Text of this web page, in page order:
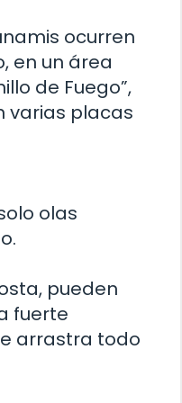
ocurren
en un área
de Fuego”,
varias placas
olas
pueden
fuerte
arrastra todo